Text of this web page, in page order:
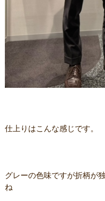
仕上りはこんな感じです。
グレーの色味ですが折柄が
ね